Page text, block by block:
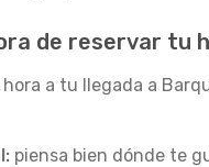
de reservar tu
a tu llegada a
piensa bien dónde te